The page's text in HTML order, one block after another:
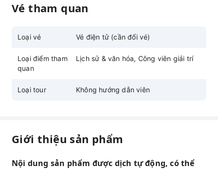
Vé tham quan
Loại vé Vé điện tử (cần đổi vé)
Loại điểm tham
quan
Lịch sử & văn hóa, Công viên giải trí
Loại tour Không hướng dẫn viên
Giới thiệu sản phẩm
Nội dung sản phẩm được dịch tự động, có thể